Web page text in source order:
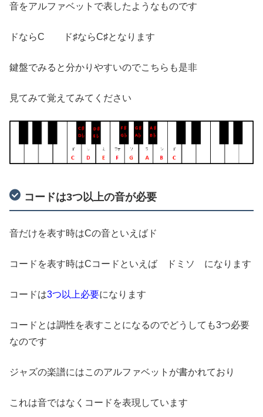
音をアルファベットで表したようなものです
ドならC ド♯ならC♯となります
鍵盤でみると分かりやすいのでこちらも是非
見てみて覚えてみてください
コードは3つ以上の音が必要
音だけを表す時はCの音といえばド
コードを表す時はCコードといえば ドミソ になります
コードは3つ以上必要になります
コードとは調性を表すことになるのでどうしても3つ必要
なのです
ジャズの楽譜にはこのアルファベットが書かれており
これは音ではなくコードを表現しています